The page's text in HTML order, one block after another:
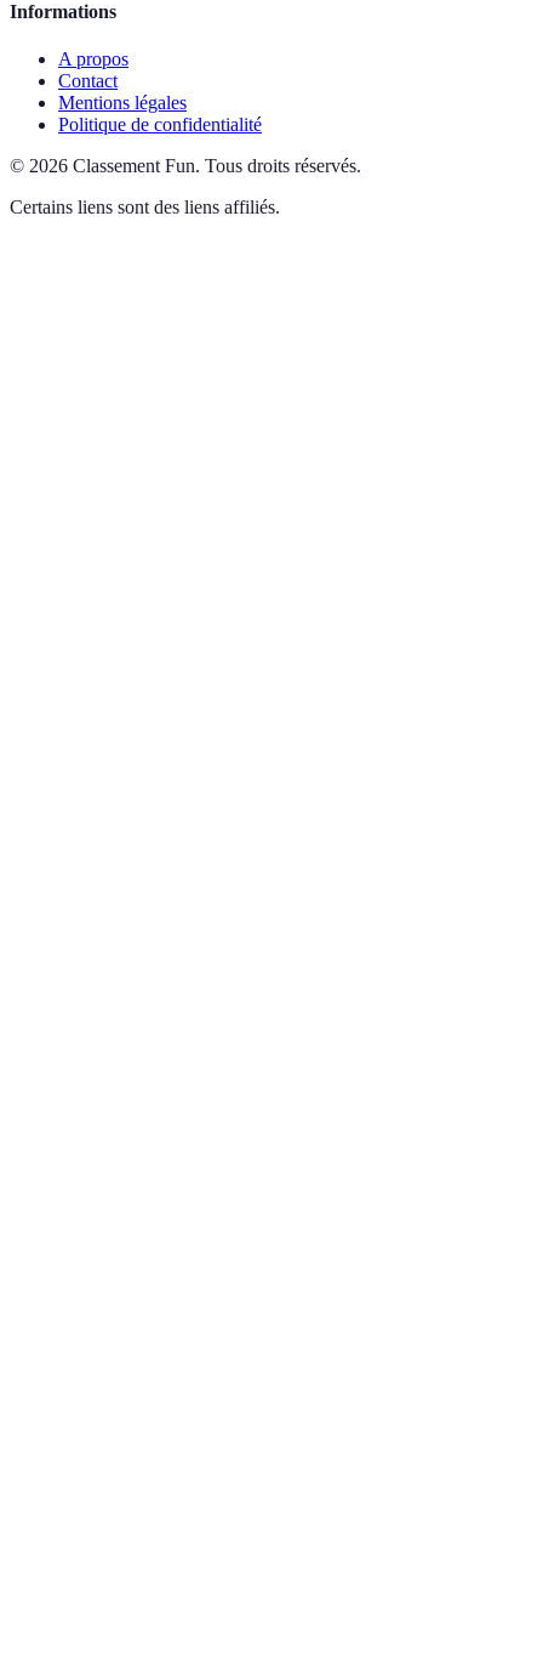
Informations
A propos
Contact
Mentions légales
Politique de confidentialité
© 2026 Classement Fun. Tous droits réservés.
Certains liens sont des liens affiliés.